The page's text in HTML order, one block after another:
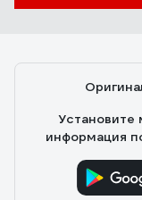
Установите
информация